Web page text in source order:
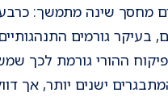
טבעיים, בעיקר גורמים
ההורי גורמת לכך
ישנים יותר, אך